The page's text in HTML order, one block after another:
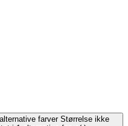
farver Størrelse ikke